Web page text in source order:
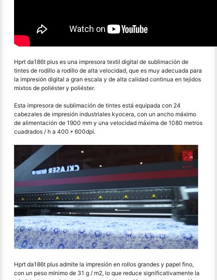
Hprt da186t plus es una impresora textil digital de sublimación de
tintes de rodillo a rodillo de alta velocidad, que es muy adecuada para
la impresión digital a gran escala y de alta calidad continua en tejidos
mixtos de poliéster y poliéster.
Esta impresora de sublimación de tintes está equipada con 24
cabezales de impresión industriales kyocera, con un ancho máximo
de alimentación de 1900 mm y una velocidad máxima de 1080 metros
cuadrados / h a 400 * 600dpi.
Hprt da186t plus admite la impresión en rollos grandes y papel fino,
con un peso mínimo de 31 g / m2, lo que reduce significativamente la